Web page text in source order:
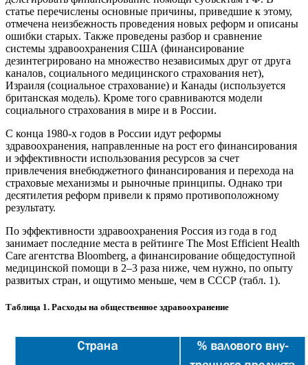
статье перечислены основные причины, приведшие к этому,
отмечена неизбежность проведения новых реформ и описаны
ошибки старых. Также проведены разбор и сравнение
системы здравоохранения США (финансирование
дезинтегрировано на множество независимых друг от друга
каналов, социального медицинского страхования нет),
Израиля (социальное страхование) и Канады (используется
британская модель). Кроме того сравниваются модели
социального страхования в мире и в России.
С конца 1980-х годов в России идут реформы
здравоохранения, направленные на рост его финансирования
и эффективности использования ресурсов за счет
привлечения внебюджетного финансирования и перехода на
страховые механизмы и рыночные принципы. Однако три
десятилетия реформ привели к прямо противоположному
результату.
По эффективности здравоохранения Россия из года в год
занимает последние места в рейтинге The Most Efficient Health
Care агентства Bloomberg, а финансирование общедоступной
медицинской помощи в 2–3 раза ниже, чем нужно, по опыту
развитых стран, и ощутимо меньше, чем в СССР (табл. 1).
Таблица 1. Расходы на общественное здравоохранение